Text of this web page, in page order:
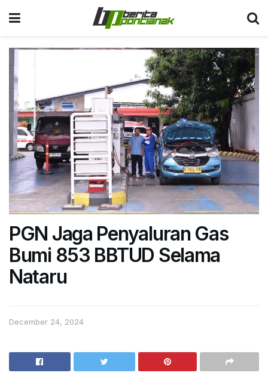
PGN Jaga Penyaluran Gas
Bumi 853 BBTUD Selama
Nataru
December 24, 2024